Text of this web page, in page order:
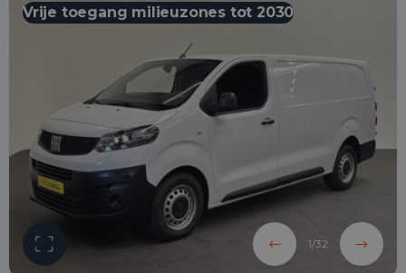
Vrije toegang milieuzones tot 2030
1/32